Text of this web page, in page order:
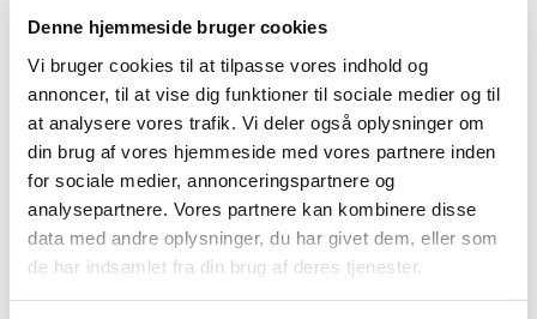
Denne hjemmeside bruger cookies
Vi bruger cookies til at tilpasse vores indhold og
annoncer, til at vise dig funktioner til sociale medier og til
at analysere vores trafik. Vi deler også oplysninger om
din brug af vores hjemmeside med vores partnere inden
for sociale medier, annonceringspartnere og
analysepartnere. Vores partnere kan kombinere disse
data med andre oplysninger, du har givet dem, eller som
de har indsamlet fra din brug af deres tjenester.
Lægemiddelstyrelsen indskærper over for de danske
lægemiddelvirksomheder, at de altid skal kontrollere
Endelig indstilling til tilskudsstatus for
medicin mod Parkinsons sygdom
|4. november 2016|
Medicintilskudsnævnet har revurderet tilskudsstatus for
medicin mod Parkinson sygdom (ATC-gruppe N04) og …
Symbicort inhalationsspray® får generelt